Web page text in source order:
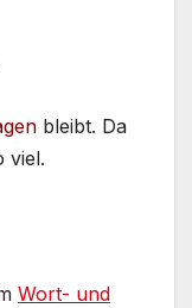
bleibt. Da
viel.
Wort- und